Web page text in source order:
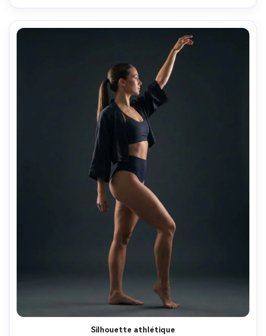
éclairage cinématographique doux- -ar 4:5
Silhouette athlétique